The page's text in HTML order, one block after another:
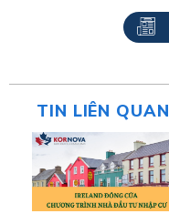
TIN LIÊN QUAN